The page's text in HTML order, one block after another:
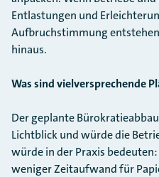
Entlastungen und
Aufbruchstimmung
hinaus.
Was sind vielversprechende
Der geplante
Lichtblick und würde die
würde in der Praxis
weniger Zeitaufwand für